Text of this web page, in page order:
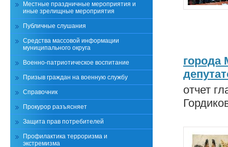
города
отчет
Местные праздничные мероприятия и
иные зрелищные мероприятия
Публичные слушания
Средства массовой информации
муниципального округа
Военно-патриотическое воспитание
Призыв граждан на военную службу
Справочник
Прокурор разъясняет
Защита прав потребителей
Профилактика терроризма и
экстремизма